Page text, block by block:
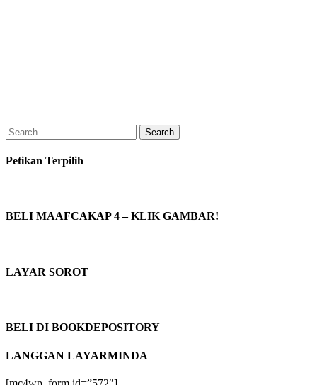
Search
for:
Petikan Terpilih
BELI MAAFCAKAP 4 – KLIK GAMBAR!
LAYAR SOROT
BELI DI BOOKDEPOSITORY
LANGGAN LAYARMINDA